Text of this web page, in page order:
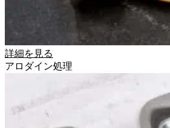
詳細を見る
アロダイン処理